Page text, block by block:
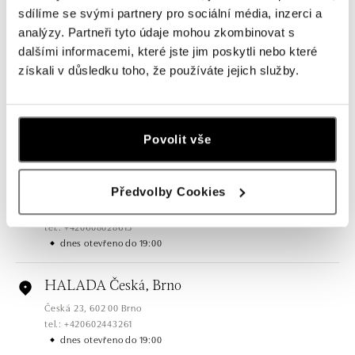
sdílíme se svými partnery pro sociální média, inzerci a
analýzy. Partneři tyto údaje mohou zkombinovat s
dalšími informacemi, které jste jim poskytli nebo které
získali v důsledku toho, že používáte jejich služby.
Povolit vše
Předvolby Cookies
Všechny Česko Slovensko
Pařížská 7, 110 00 Praha 1
dnes otevřeno do 19:00
HALADA Na Příkopě, Praha
Na Příkopě 16, 110 00 Praha 1
tel.: +420608028615
dnes otevřeno do 19:00
HALADA Česká, Brno
Česká 23, 602 00 Brno
tel.: +420602443261
dnes otevřeno do 19:00